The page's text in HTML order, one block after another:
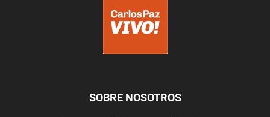
SOBRE NOSOTROS